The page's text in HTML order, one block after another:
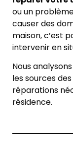
ou un
causer des
maison, c’est
intervenir en
Nous
les sources
réparations
résidence.